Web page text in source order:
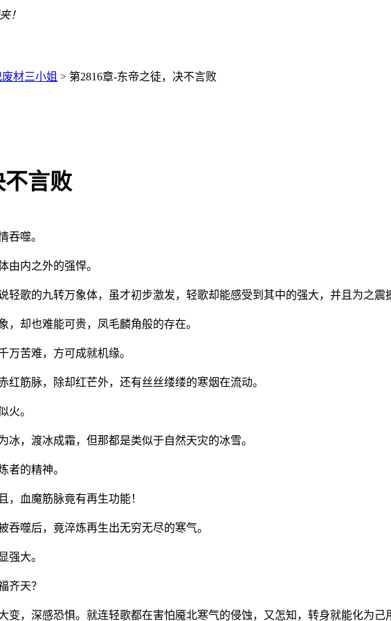
！
材三小姐 > 第2816章-东帝之徒，决不言败
不言败
吞噬。
由内之外的强悍。
轻歌的九转万象体，虽才初步激发，轻歌却能感受到其中的强大，并且为之震
，却也难能可贵，凤毛麟角般的存在。
万苦难，方可成就机缘。
筋脉，除却红芒外，还有丝丝缕缕的寒烟在流动。
火。
，渡冰成霜，但那都是类似于自然天灾的冰雪。
者的精神。
，血魔筋脉竟有再生功能！
噬后，竟淬炼再生出无穷无尽的寒气。
强大。
齐天？
变，深感恐惧。就连轻歌都在害怕魇北寒气的侵蚀，又怎知，转身就能化为己